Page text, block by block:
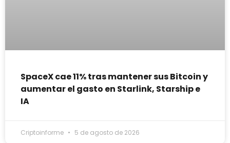
SpaceX cae 11% tras mantener sus Bitcoin y
aumentar el gasto en Starlink, Starship e
IA
Criptoinforme 5 de agosto de 2026